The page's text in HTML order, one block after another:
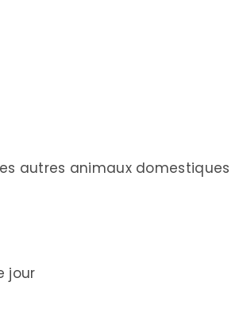
autres animaux domestiques
jour